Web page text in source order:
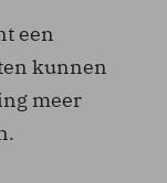
een
kunnen
meer